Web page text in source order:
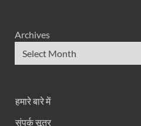
Archives
हमारे बारे में
संपर्क सूत्र